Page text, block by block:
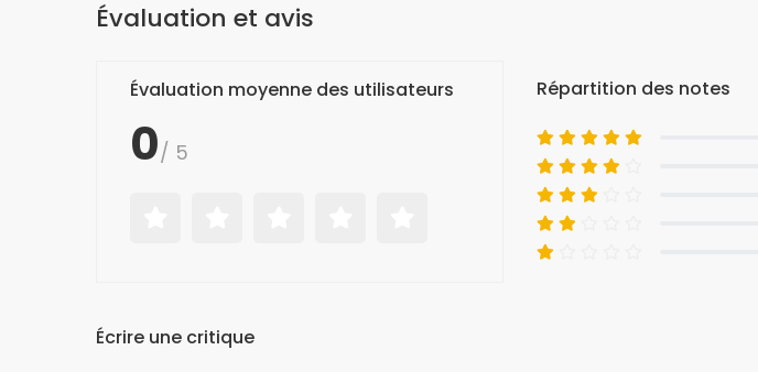
Évaluation et avis
Évaluation moyenne des utilisateurs
0/ 5
Répartition des notes
Écrire une critique